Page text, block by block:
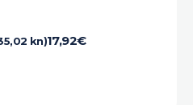
17,92€
kn)